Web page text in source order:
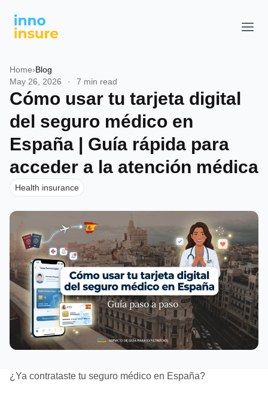
Home›Blog
May 26, 2026
· 7 min read
Cómo usar tu tarjeta digital
del seguro médico en
España | Guía rápida para
acceder a la atención médica
Health insurance
¿Ya contrataste tu seguro médico en España?